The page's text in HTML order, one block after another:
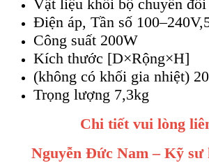
Vật liệu khối bộ chuyển
Điện áp, Tần số
Công suất 200W
Kích thước [D×Rộng×H]
(không có khối gia nhiệt)
Trọng lượng 7,3kg
Chi tiết vui lòng
Nguyễn Đức Nam – Kỹ sư